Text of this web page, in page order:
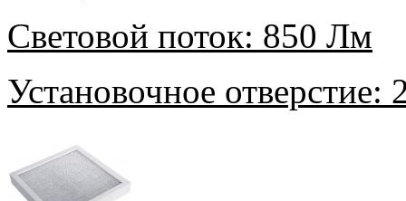
Световой поток: 850 Лм
Установочное отверстие: